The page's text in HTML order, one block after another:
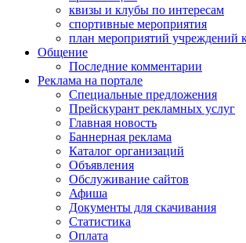
квизы и клубы по интересам
спортивные мероприятия
план мероприятий учреждений
Общение
Последние комментарии
Реклама на портале
Специальные предложения
Прейскурант рекламных услуг
Главная новость
Баннерная реклама
Каталог организаций
Объявления
Обслуживание сайтов
Афиша
Документы для скачивания
Статистика
Оплата